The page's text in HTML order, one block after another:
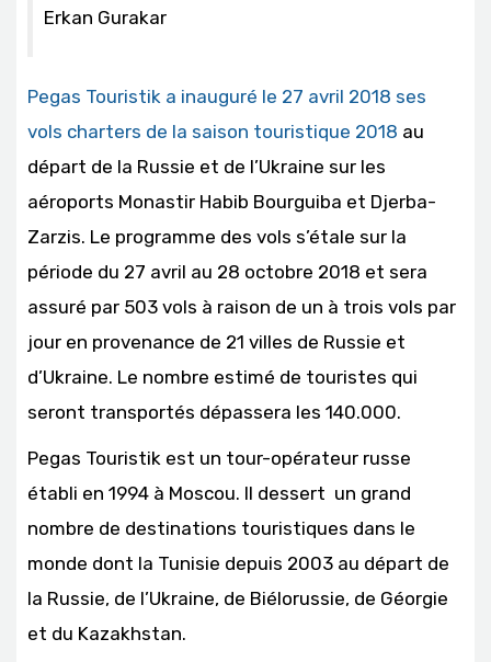
Erkan Gurakar
Pegas Touristik a inauguré le 27 avril 2018 ses
vols charters de la saison touristique 2018 au
départ de la Russie et de l’Ukraine sur les
aéroports Monastir Habib Bourguiba et Djerba-
Zarzis. Le programme des vols s’étale sur la
période du 27 avril au 28 octobre 2018 et sera
assuré par 503 vols à raison de un à trois vols par
jour en provenance de 21 villes de Russie et
d’Ukraine. Le nombre estimé de touristes qui
seront transportés dépassera les 140.000.
Pegas Touristik est un tour-opérateur russe
établi en 1994 à Moscou. Il dessert un grand
nombre de destinations touristiques dans le
monde dont la Tunisie depuis 2003 au départ de
la Russie, de l’Ukraine, de Biélorussie, de Géorgie
et du Kazakhstan.